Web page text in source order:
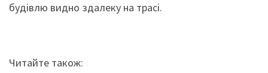
будівлю видно здалеку на трасі.
Читайте також: